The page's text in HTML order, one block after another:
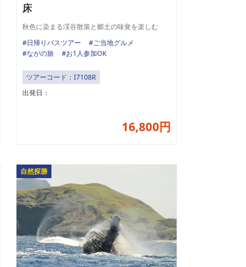
床
秋色に染まる渓谷散策と郷土の味覚を楽しむ
#日帰りバスツアー
#ご当地グルメ
#ながの旅
#お1人参加OK
ツアーコード：I7108R
出発日：
16,800円
自然探勝